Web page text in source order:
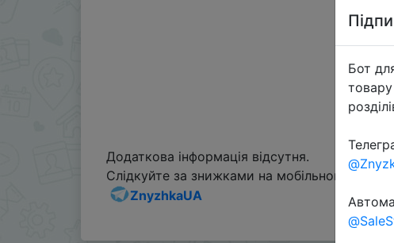
Додаткова інформація відсутня.
Слідкуйте за знижками на мобільному, в
ZnyzhkaUA
Бот